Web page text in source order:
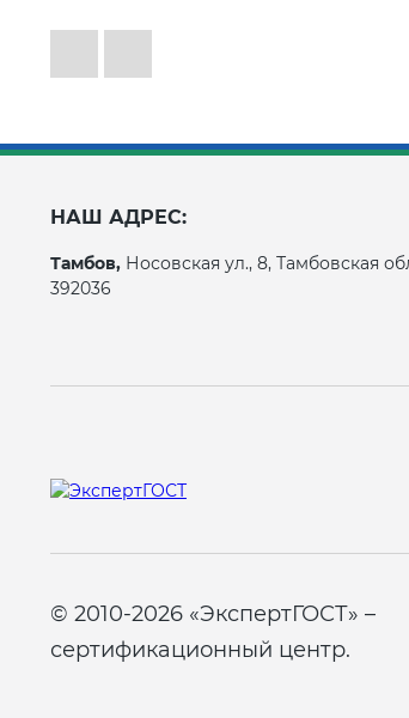
НАШ АДРЕС:
Тамбов, Носовская ул., 8, Тамбовская
392036
© 2010-2026 «ЭкспертГОСТ» –
сертификационный центр.